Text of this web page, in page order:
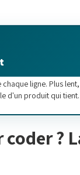
ligne. Plus
d'un produit qui tient.
?